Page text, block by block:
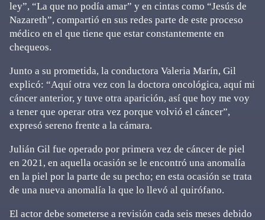
ley”, “La que no podía amar” y en cintas como “Jesús de
Nazareth”, compartió en sus redes parte de este proceso
médico en el que tiene que estar constantemente en
chequeos.
Junto a su prometida, la conductora Valeria Marín, Gil
explicó: “Aquí otra vez con la doctora oncológica, aquí mi
cáncer anterior, y tuve otra aparición, así que hoy me voy
a tener que operar otra vez porque volvió el cáncer”,
expresó sereno frente a la cámara.
Julián Gil fue operado por primera vez de cáncer de piel
en 2021, en aquella ocasión se le encontró una anomalía
en la piel por la parte de su pecho; en esta ocasión se trata
de una nueva anomalía la que lo llevó al quirófano.
El actor debe someterse a revisión cada seis meses debido